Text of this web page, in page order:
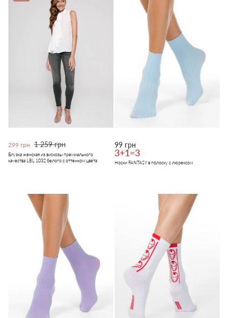
299 грн 1 259 грн
Блузка женская из вискозы премиального
качества LBL 1032 белого с оттенком цвета
99 грн
3+1=3
Носки FANTASY в полоску с люрексом